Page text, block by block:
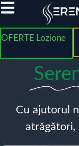
OFERTE Lozione
Cu ajutorul
atrăgători,